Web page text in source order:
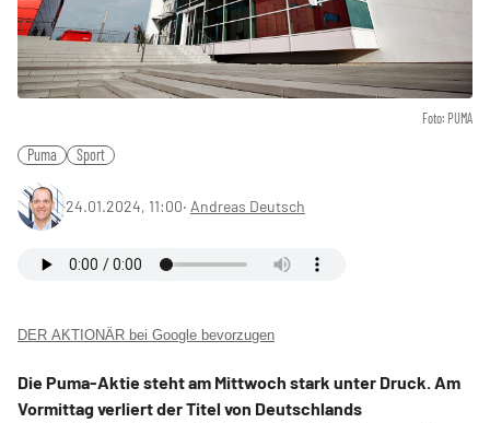
Foto: PUMA
Puma Sport
24.01.2024, 11:00‧ Andreas Deutsch
DER AKTIONÄR bei Google bevorzugen
Die Puma-Aktie steht am Mittwoch stark unter Druck. Am
Vormittag verliert der Titel von Deutschlands